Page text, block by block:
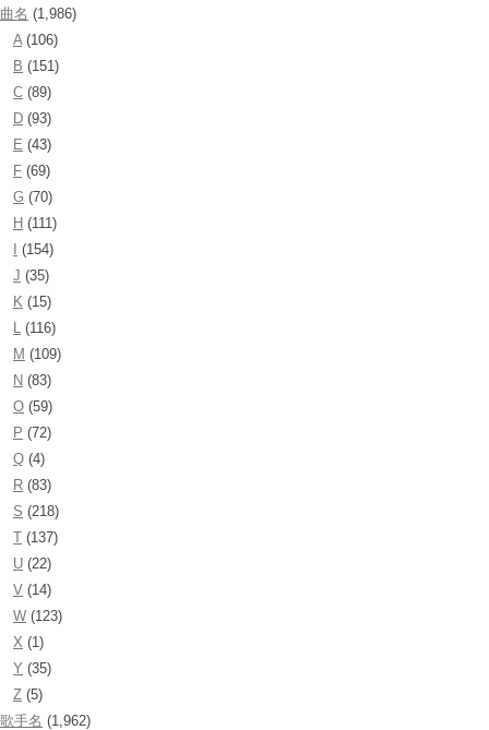
曲名 (1,986)
A(106)
B (151)
C (89)
D (93)
E (43)
F (69)
G (70)
H (111)
(154)
J (35)
K (15)
L (116)
M (109)
N (83)
O (59)
P (72)
Q (4)
R (83)
S (218)
T (137)
U (22)
V (14)
W (123)
X (1)
Y (35)
Z (5)
歌手名 (1,962)